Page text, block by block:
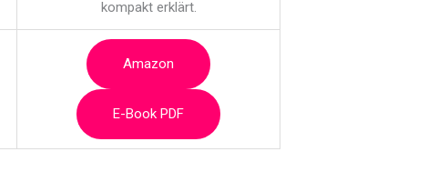
kompakt erklärt.
Amazon
E-Book PDF